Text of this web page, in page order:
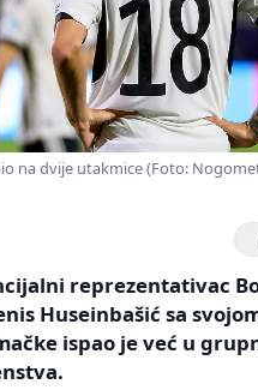
na dvije utakmice (Foto:
reprezentativac
Huseinbašić sa
ispao je već u